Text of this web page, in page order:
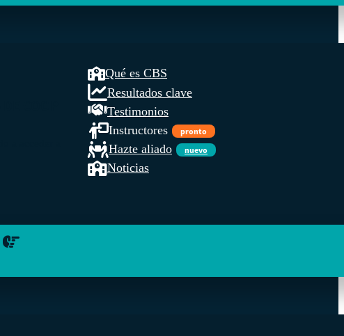
Qué es CBS
Resultados clave
Testimonios
Instructores
pronto
Hazte aliado nuevo
Noticias